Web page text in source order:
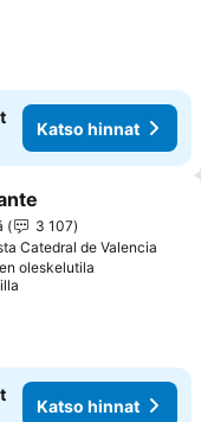
Katso hinnat
3 107
Catedral de Valencia
oleskelutila
Katso hinnat